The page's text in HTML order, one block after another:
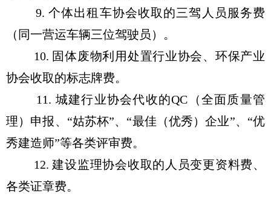
9. 个体出租车协会收取的三驾人员服务费
（同一营运车辆三位驾驶员）。
10. 固体废物利用处置行业协会、环保产业
协会收取的标志牌费。
11. 城建行业协会代收的QC（全面质量管
理）申报、“姑苏杯”、“最佳（优秀）企业”、“优
秀建造师”等各类评审费。
12. 建设监理协会收取的人员变更资料费、
各类证章费。